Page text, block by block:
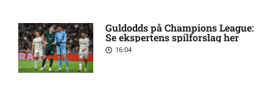
skader og karantæner
[2026/08/08]
Guldodds på Champions League:
Se ekspertens spilforslag her
16:04